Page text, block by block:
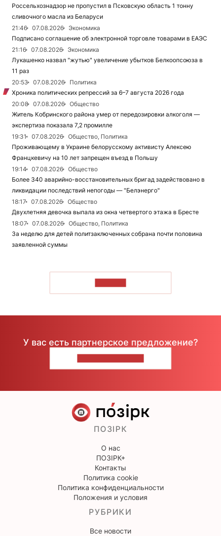
Россельхознадзор не пропустил в Псковскую область 1 тонну
сливочного масла из Беларуси
21:46
07.08.2026
Экономика
Подписано соглашение об электронной торговле товарами в ЕАЭС
21:16
07.08.2026
Экономика
Лукашенко назвал "жутью" увеличение убытков Белкоопсоюза в
11 раз
20:53
07.08.2026
Политика
Хроника политических репрессий за 6–7 августа 2026 года
20:08
07.08.2026
Общество
Житель Кобринского района умер от передозировки алкоголя —
экспертиза показала 7,2 промилле
19:31
07.08.2026
Общество, Политика
Проживающему в Украине белорусскому активисту Алексею
Францкевичу на 10 лет запрещен въезд в Польшу
19:14
07.08.2026
Общество
Более 340 аварийно-восстановительных бригад задействовано в
ликвидации последствий непогоды — "Белэнерго"
18:17
07.08.2026
Общество
Двухлетняя девочка выпала из окна четвертого этажа в Бресте
18:07
07.08.2026
Общество, Политика
За неделю для детей политзаключенных собрана почти половина
заявленной суммы
У вас есть партнерское предложение?
ПОЗІРК
О нас
ПОЗІРК+
Контакты
Политика cookie
Политика конфиденциальности
Положения и условия
РУБРИКИ
Все новости